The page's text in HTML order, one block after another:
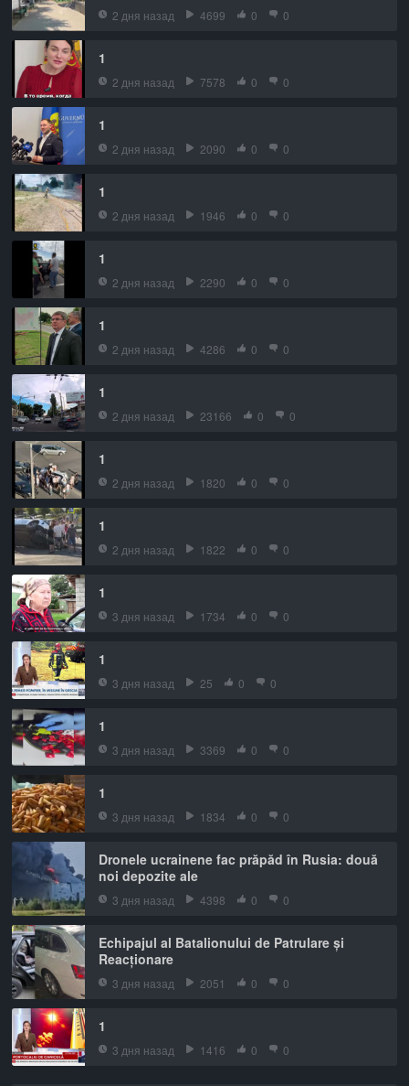
2 дня назад 4699 0 0
1
2 дня назад 7578 0 0
1
2 дня назад 2090 0 0
1
2 дня назад 1946 0 0
1
2 дня назад 2290 0 0
1
2 дня назад 4286 0 0
1
2 дня назад 23166 0 0
1
2 дня назад 1820 0 0
1
2 дня назад 1822 0 0
1
3 дня назад 1734 0 0
1
3 дня назад 25 0 0
1
3 дня назад 3369 0 0
1
3 дня назад 1834 0 0
Dronele ucrainene fac prăpăd în Rusia: două
noi depozite ale
3 дня назад 4398 0 0
Echipajul al Batalionului de Patrulare și
Reacționare
3 дня назад 2051 0 0
1
3 дня назад 1416 0 0